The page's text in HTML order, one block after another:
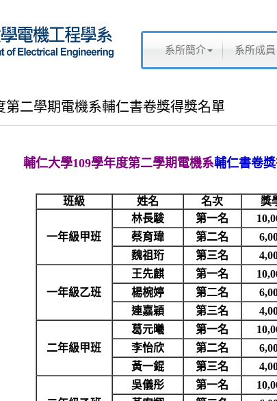
系所簡介 系所成員
第二學期電機系輔仁書卷獎得獎名單
輔仁大學109學年度第二學期電機系輔仁書卷獎
班級 姓名 名次 獎
一年級甲班
林長駿 第一名
蔡育瑋
第二名
魏祖珩
第三名
一年級乙班
王先麒 第一名
楊椀婷
第二名
連嘉穎
第三名
二年級甲班
葛元曦 第一名
李怡欣
第二名
黃一錕
第三名
吳儀彤 第一名